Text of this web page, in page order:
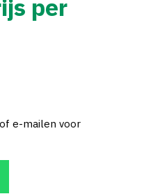
per
e-mailen voor